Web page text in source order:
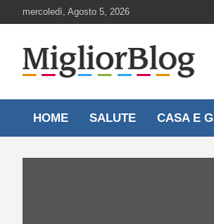
to
mercoledì, Agosto 5, 2026
MigliorBlog.it
HOME SALUTE CASA E